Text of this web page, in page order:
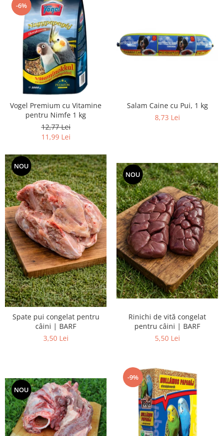
-6%
Vogel Premium cu Vitamine
pentru Nimfe 1 kg
12,77 Lei
11,99 Lei
Salam Caine cu Pui, 1 kg
8,73 Lei
NOU
Spate pui congelat pentru
câini | BARF
3,50 Lei
NOU
Rinichi de vită congelat
pentru câini | BARF
5,50 Lei
NOU
-9%